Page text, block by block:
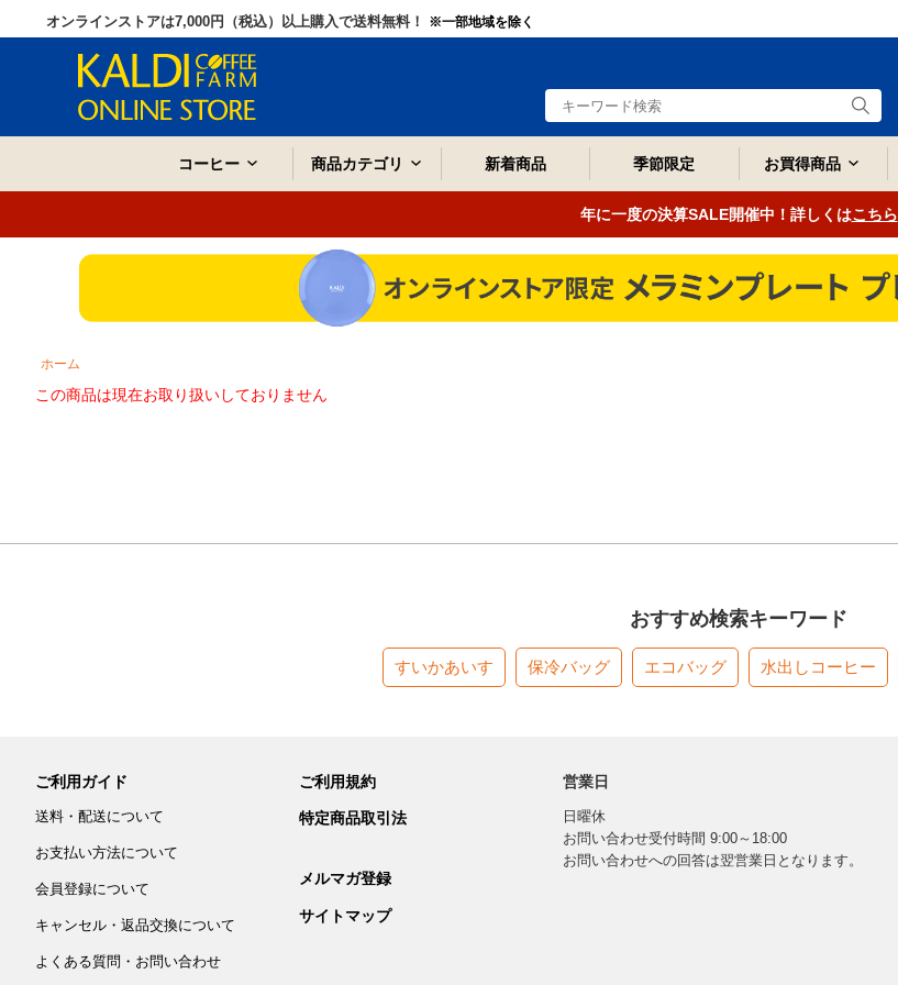
オンラインストアは7,000円（税込）以上購入で送料無料！ ※一部地域を除く
コーヒー 商品カテゴリ 新着商品 季節限定 お買得商品
年に一度の決算SALE開催中！詳しくはこちら
ホーム
この商品は現在お取り扱いしておりません
おすすめ検索キーワード
すいかあいす 保冷バッグ エコバッグ 水出しコーヒー
ご利用ガイド
送料・配送について
お支払い方法について
会員登録について
キャンセル・返品交換について
よくある質問・お問い合わせ
ご利用規約
特定商品取引法
メルマガ登録
サイトマップ
営業日
日曜休
お問い合わせ受付時間 9:00～18:00
お問い合わせへの回答は翌営業日となります。